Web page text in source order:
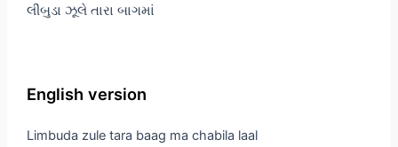
લીંબુડા ઝૂલે તારા બાગમાં
English version
Limbuda zule tara baag ma chabila laal